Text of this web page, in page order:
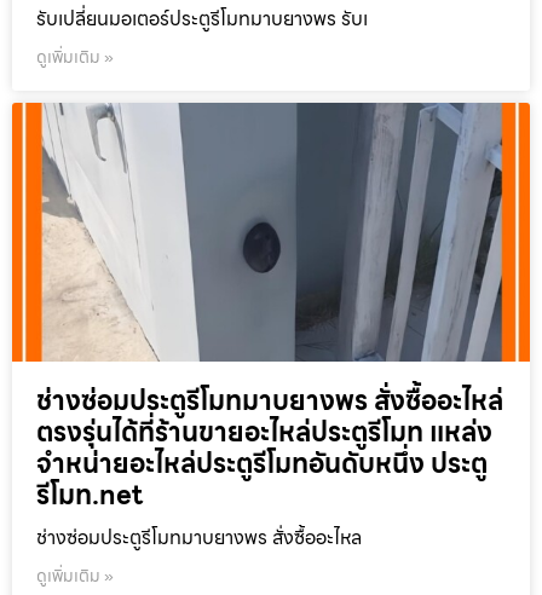
รับเปลี่ยนมอเตอร์ประตูรีโมทมาบยางพร รับเ
ดูเพิ่มเติม »
ช่างซ่อมประตูรีโมทมาบยางพร สั่งซื้ออะไหล่
ตรงรุ่นได้ที่ร้านขายอะไหล่ประตูรีโมท แหล่ง
จำหน่ายอะไหล่ประตูรีโมทอันดับหนึ่ง ประตู
รีโมท.net
ช่างซ่อมประตูรีโมทมาบยางพร สั่งซื้ออะไหล
ดูเพิ่มเติม »